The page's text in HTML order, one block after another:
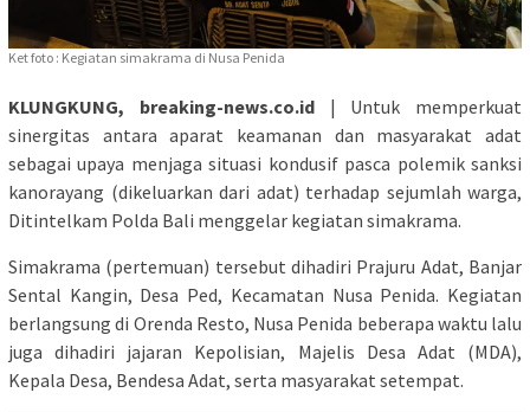
Ket foto : Kegiatan simakrama di Nusa Penida
KLUNGKUNG, breaking-news.co.id| Untuk memperkuat
sinergitas antara aparat keamanan dan masyarakat adat
sebagai upaya menjaga situasi kondusif pasca polemik sanksi
kanorayang (dikeluarkan dari adat) terhadap sejumlah warga,
Ditintelkam Polda Bali menggelar kegiatan simakrama.
Simakrama (pertemuan) tersebut dihadiri Prajuru Adat, Banjar
Sental Kangin, Desa Ped, Kecamatan Nusa Penida. Kegiatan
berlangsung di Orenda Resto, Nusa Penida beberapa waktu lalu
juga dihadiri jajaran Kepolisian, Majelis Desa Adat (MDA),
Kepala Desa, Bendesa Adat, serta masyarakat setempat.